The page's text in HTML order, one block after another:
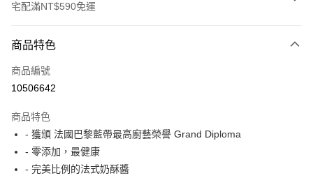
宅配滿NT$590免運
POYA支付
信用卡一次付款
Apple Pay
街口支付
商品特色
商品編號
10506642
商品特色
- 獲頒 法國巴黎藍帶最高廚藝榮譽 Grand Diploma
- 零添加，最健康
- 完美比例的法式奶酥醬